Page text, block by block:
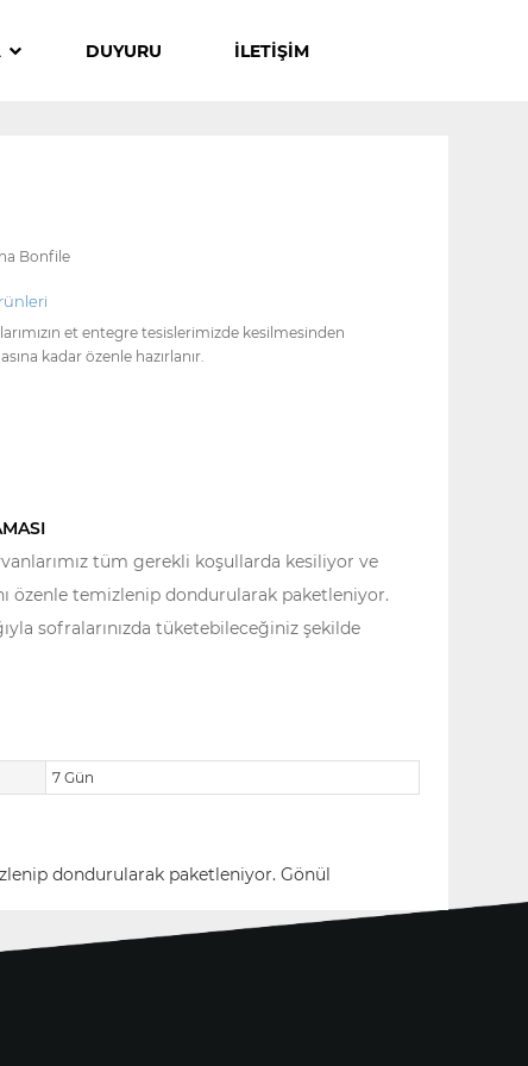
DUYURU İLETİŞİM
Bonfile
et entegre tesislerimizde kesilmesinden
kadar özenle hazırlanır.
tüm gerekli koşullarda kesiliyor ve
özenle temizlenip dondurularak paketleniyor.
sofralarınızda tüketebileceğiniz şekilde
7 Gün
dondurularak paketleniyor. Gönül